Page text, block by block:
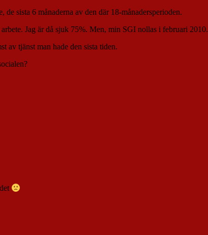
sista 6 månaderna av den där 18-månadersperioden.
Jag är då sjuk 75%. Men, min SGI nollas i februari 2010.
av tjänst man hade den sista tiden.